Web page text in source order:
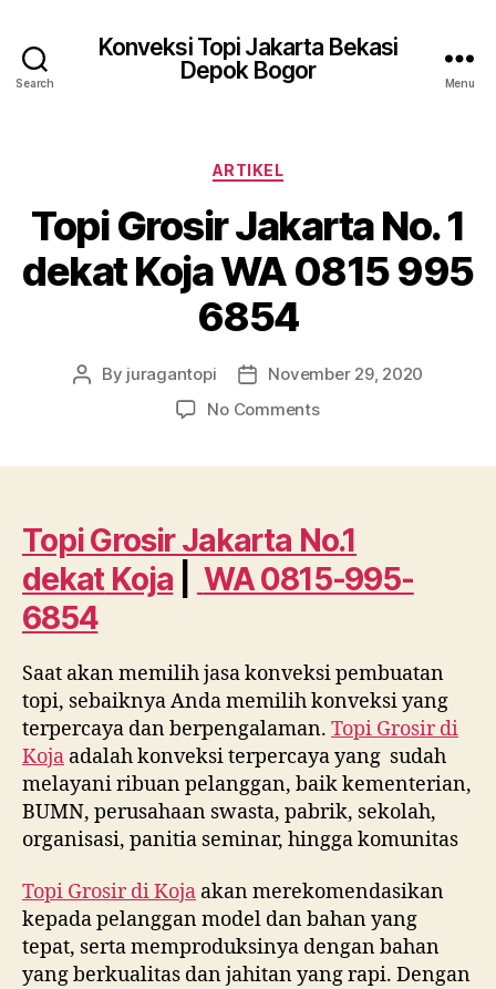
Search
Konveksi Topi Jakarta Bekasi
Depok Bogor
Menu
Categories
ARTIKEL
Topi Grosir Jakarta No. 1
dekat Koja WA 0815 995
6854
Post
By juragantopi
PostNovember 29, 2020
No Commentson
1
dekat
Koja
6854
Topi Grosir Jakarta No.1
dekat Koja
WA 0815-995-
6854
Saat akan memilih jasa konveksi pembuatan
topi, sebaiknya Anda memilih konveksi yang
terpercaya dan berpengalaman. Topi Grosir di
Koja adalah konveksi terpercaya yang sudah
melayani ribuan pelanggan, baik kementerian,
BUMN, perusahaan swasta, pabrik, sekolah,
organisasi, panitia seminar, hingga komunitas
Topi Grosir diKoja akan merekomendasikan
kepada pelanggan model dan bahan yang
tepat, serta memproduksinya dengan bahan
yang berkualitas dan jahitan yang rapi. Dengan